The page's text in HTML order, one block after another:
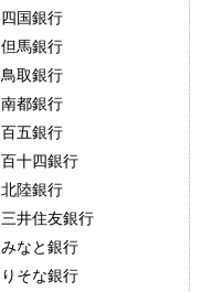
四国銀行
但馬銀行
鳥取銀行
南都銀行
百五銀行
百十四銀行
北陸銀行
三井住友銀行
みなと銀行
りそな銀行